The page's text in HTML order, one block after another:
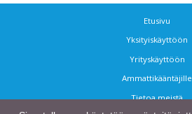
Etusivu
Yksityiskäyttöön
Yrityskäyttöön
Ammattikääntäjille
Tietoa meistä